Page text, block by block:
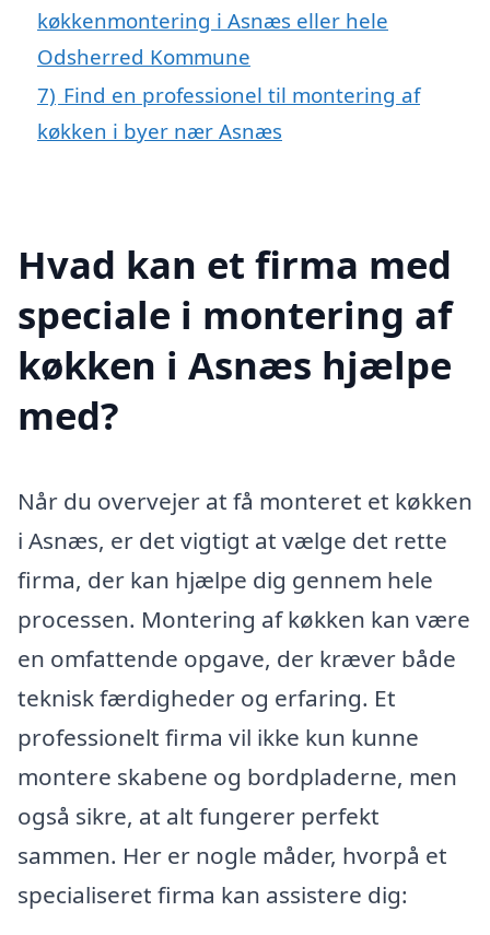
køkkenmontering i Asnæs eller hele
Odsherred Kommune
7) Find en professionel til montering af
køkken i byer nær Asnæs
Hvad kan et firma med
speciale i montering af
køkken i Asnæs hjælpe
med?
Når du overvejer at få monteret et køkken
i Asnæs, er det vigtigt at vælge det rette
firma, der kan hjælpe dig gennem hele
processen. Montering af køkken kan være
en omfattende opgave, der kræver både
teknisk færdigheder og erfaring. Et
professionelt firma vil ikke kun kunne
montere skabene og bordpladerne, men
også sikre, at alt fungerer perfekt
sammen. Her er nogle måder, hvorpå et
specialiseret firma kan assistere dig: